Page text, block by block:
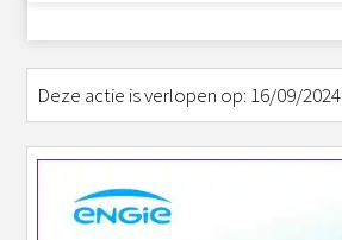
Deze actie is verlopen op: 16/09/2024